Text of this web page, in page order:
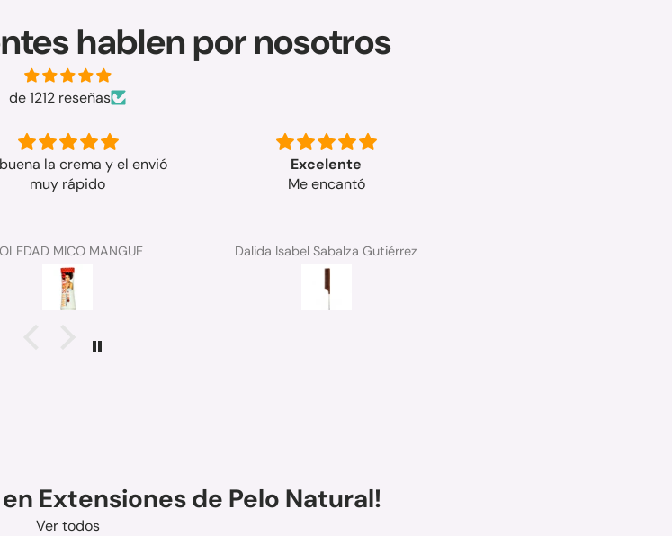
hablen por nosotros
de 1212 reseñas
la crema y el envió
muy rápido
MICO MANGUE
Excelente
Me encantó
Dalida Isabel Sabalza Gutiérrez
Extensiones de Pelo Natural!
Ver todos